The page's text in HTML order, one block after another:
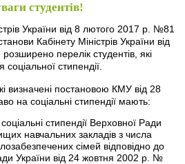
студентів!
України від 8 лютого 2017 р. №81
Кабінету Міністрів України від
перелік студентів, які
стипендії.
визначені постановою КМУ від 28
на соціальні стипендії мають:
стипендії Верховної Ради
навчальних закладів з числа
сімей відповідно до
України від 24 жовтня 2002 р. №